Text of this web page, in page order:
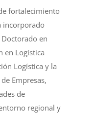
fortalecimiento
incorporado
en
en Logística
Logística y la
Empresas,
de
regional y